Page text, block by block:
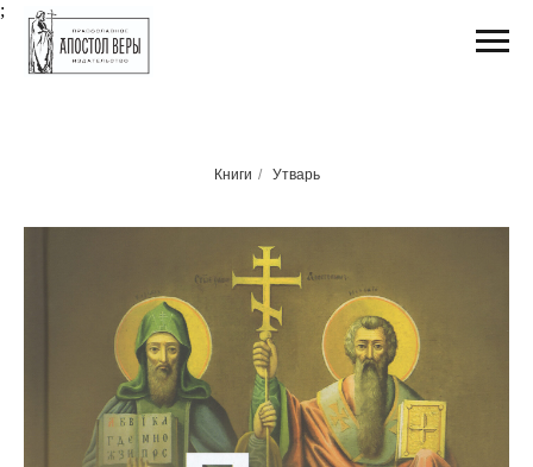
;
Книги / Утварь